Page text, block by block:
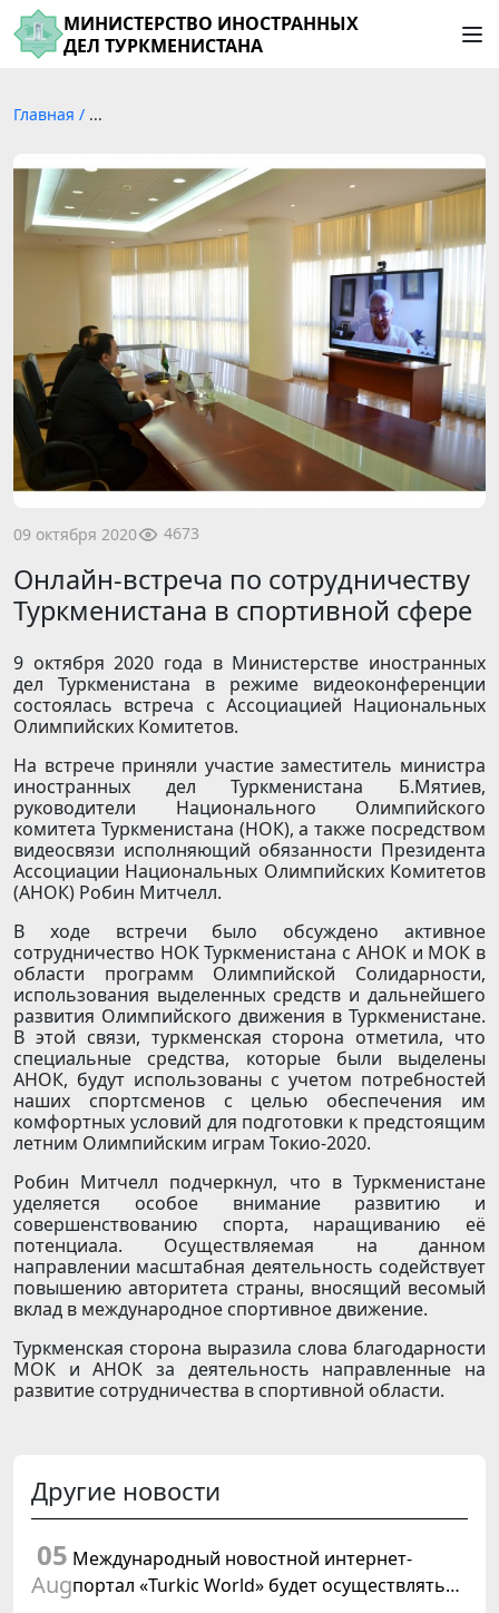
МИНИСТЕРСТВО ИНОСТРАННЫХ
ДЕЛ ТУРКМЕНИСТАНА
Главная / ...
09 октября 2020 4673
Онлайн-встреча по сотрудничеству
Туркменистана в спортивной сфере
9 октября 2020 года в Министерстве иностранных
дел Туркменистана в режиме видеоконференции
состоялась встреча с Ассоциацией Национальных
Олимпийских Комитетов.
На встрече приняли участие заместитель министра
иностранных дел Туркменистана Б.Мятиев,
руководители Национального Олимпийского
комитета Туркменистана (НОК), а также посредством
видеосвязи исполняющий обязанности Президента
Ассоциации Национальных Олимпийских Комитетов
(АНОК) Робин Митчелл.
В ходе встречи было обсуждено активное
сотрудничество НОК Туркменистана с АНОК и МОК в
области программ Олимпийской Солидарности,
использования выделенных средств и дальнейшего
развития Олимпийского движения в Туркменистане.
В этой связи, туркменская сторона отметила, что
специальные средства, которые были выделены
АНОК, будут использованы с учетом потребностей
наших спортсменов с целью обеспечения им
комфортных условий для подготовки к предстоящим
летним Олимпийским играм Токио-2020.
Робин Митчелл подчеркнул, что в Туркменистане
уделяется особое внимание развитию и
совершенствованию спорта, наращиванию её
потенциала. Осуществляемая на данном
направлении масштабная деятельность содействует
повышению авторитета страны, вносящий весомый
вклад в международное спортивное движение.
Туркменская сторона выразила слова благодарности
МОК и АНОК за деятельность направленные на
развитие сотрудничества в спортивной области.
Другие новости
05
Aug
Международный новостной интернет-
портал «Turkic World» будет осуществлять